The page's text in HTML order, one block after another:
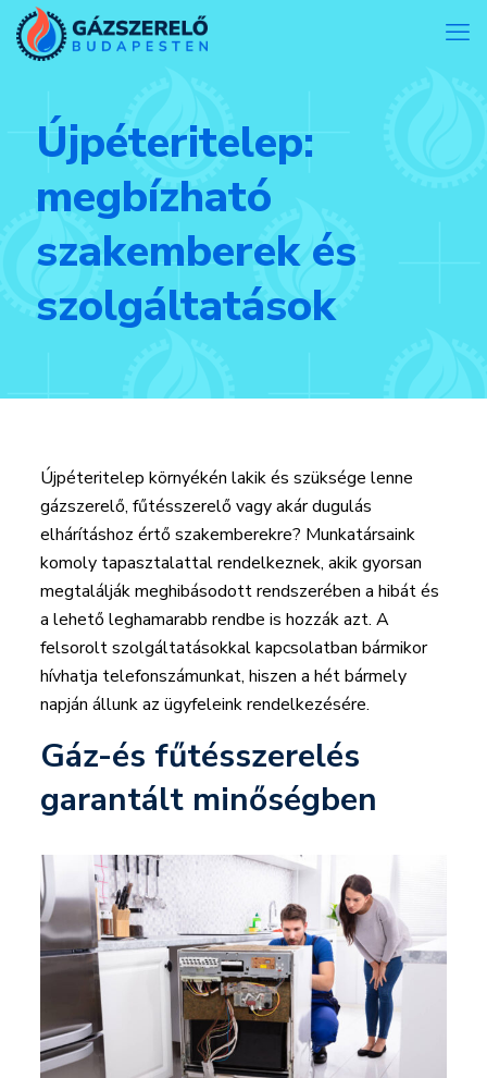
Újpéteritelep:
megbízható
szakemberek és
szolgáltatások
Újpéteritelep környékén lakik és szüksége lenne
gázszerelő, fűtésszerelő vagy akár dugulás
elhárításhoz értő szakemberekre? Munkatársaink
komoly tapasztalattal rendelkeznek, akik gyorsan
megtalálják meghibásodott rendszerében a hibát és
a lehető leghamarabb rendbe is hozzák azt. A
felsorolt szolgáltatásokkal kapcsolatban bármikor
hívhatja telefonszámunkat, hiszen a hét bármely
napján állunk az ügyfeleink rendelkezésére.
Gáz-és fűtésszerelés
garantált minőségben